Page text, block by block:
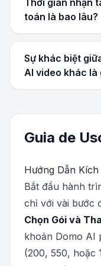
Thời gian nhận
toán là bao lâu?
Sự khác biệt
AI video khác là
Guia de
Hướng Dẫn
Bắt đầu hành
chỉ với vài bước
Chọn Gói và
khoản Domo AI
(200, 550, hoặc